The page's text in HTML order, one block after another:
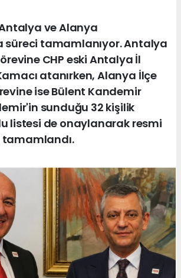
ve Alanya
tamamlanıyor. Antalya
CHP eski Antalya İl
atanırken, Alanya İlçe
ise Bülent Kandemir
sunduğu 32 kişilik
listesi de onaylanarak resmi